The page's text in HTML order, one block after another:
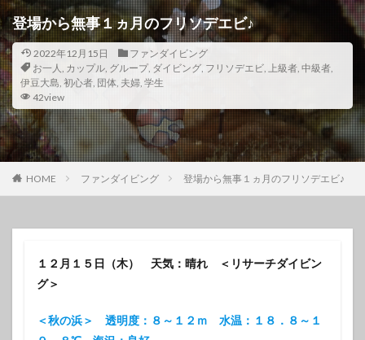
登場から無事１ヵ月のフリソデエビ♪
2022年12月15日
ファンダイビング
お一人, カップル, グループ, ダイビング, フリソデエビ, 上級者, 中級者,
伊豆大島, 初心者, 団体, 夫婦, 学生
42view
HOME ファンダイビング 登場から無事１ヵ月のフリソデエビ♪
１２月１５日（木） 天気：晴れ ＜リサーチダイビン
グ＞
＜秋の浜＞ 透明度：８～１２ｍ 水温：１８．８～１